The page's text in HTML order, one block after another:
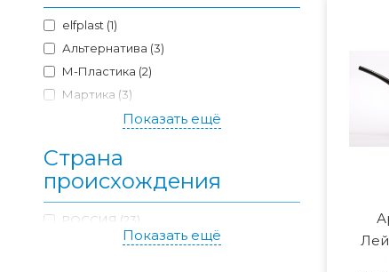
elfplast (1)
Альтернатива (3)
М-Пластика (2)
Мартика (3)
Радиан (12)Показать ещё
Страна
происхождения
РОССИЯ (23)
Показать ещё